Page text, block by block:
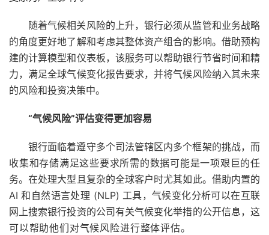
随着气候相关风险的上升，银行必须从监管和业务战略
的角度更好地了解和考虑其整体资产组合的影响。借助预构
建的计算模型和仪表板，该服务可以帮助银行节省时间和精
力，满足全球气候变化报告要求，并将气候风险纳入其未来
的风险和投资决策中。
“气候风险”评估变得更加容易
银行面临着遵守多个司法管辖区内多个框架的挑战，而
收集和存储满足这些要求所需的数据可能是一项艰巨的任
务。在处理大型且复杂的全球客户时尤其如此。借助内置的
AI 和自然语言处理 (NLP) 工具，气候变化分析可以在互联
网上搜索银行投资的公司有关气候变化举措的公开信息，这
可以帮助他们对气候风险进行整体评估。